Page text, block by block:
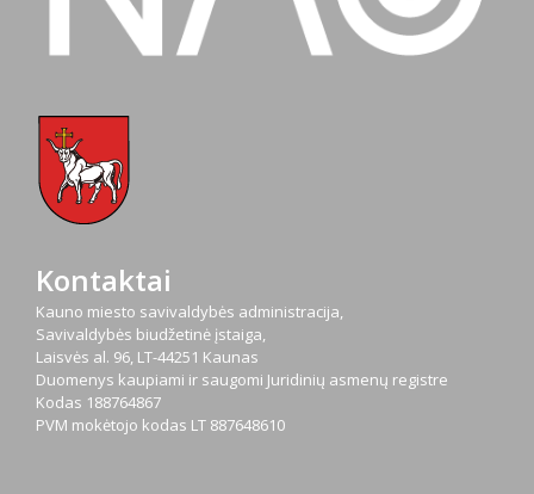
Kontaktai
Kauno miesto savivaldybės administracija,
Savivaldybės biudžetinė įstaiga,
Laisvės al. 96, LT-44251 Kaunas
Duomenys kaupiami ir saugomi Juridinių asmenų registre
Kodas 188764867
PVM mokėtojo kodas LT 887648610